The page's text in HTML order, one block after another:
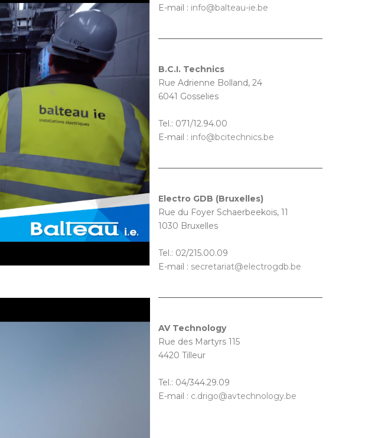
E-mail : info@balteau-ie.be
B.C.I. Technics
Rue Adrienne Bolland, 24
6041 Gosselies
Tel.: 071/12.94.00
E-mail : info@bcitechnics.be
Electro GDB (Bruxelles)
Rue du Foyer Schaerbeekois, 11
1030 Bruxelles
Tel.: 02/215.00.09
E-mail : secretariat@electrogdb.be
AV Technology
Rue des Martyrs 115
4420 Tilleur
Tel.: 04/344.29.09
E-mail : c.drigo@avtechnology.be